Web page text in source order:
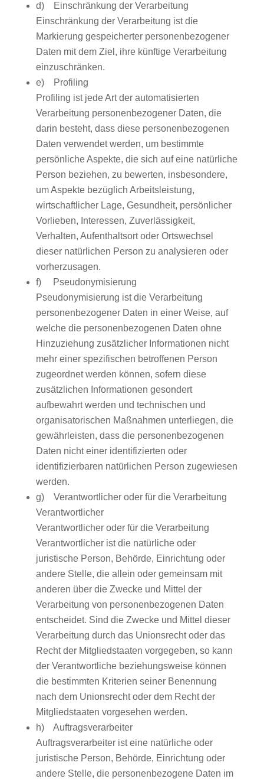
d) Einschränkung der Verarbeitung
Einschränkung der Verarbeitung ist die
Markierung gespeicherter personenbezogener
Daten mit dem Ziel, ihre künftige Verarbeitung
einzuschränken.
e) Profiling
Profiling ist jede Art der automatisierten
Verarbeitung personenbezogener Daten, die
darin besteht, dass diese personenbezogenen
Daten verwendet werden, um bestimmte
persönliche Aspekte, die sich auf eine natürliche
Person beziehen, zu bewerten, insbesondere,
um Aspekte bezüglich Arbeitsleistung,
wirtschaftlicher Lage, Gesundheit, persönlicher
Vorlieben, Interessen, Zuverlässigkeit,
Verhalten, Aufenthaltsort oder Ortswechsel
dieser natürlichen Person zu analysieren oder
vorherzusagen.
f) Pseudonymisierung
Pseudonymisierung ist die Verarbeitung
personenbezogener Daten in einer Weise, auf
welche die personenbezogenen Daten ohne
Hinzuziehung zusätzlicher Informationen nicht
mehr einer spezifischen betroffenen Person
zugeordnet werden können, sofern diese
zusätzlichen Informationen gesondert
aufbewahrt werden und technischen und
organisatorischen Maßnahmen unterliegen, die
gewährleisten, dass die personenbezogenen
Daten nicht einer identifizierten oder
identifizierbaren natürlichen Person zugewiesen
werden.
g) Verantwortlicher oder für die Verarbeitung
Verantwortlicher
Verantwortlicher oder für die Verarbeitung
Verantwortlicher ist die natürliche oder
juristische Person, Behörde, Einrichtung oder
andere Stelle, die allein oder gemeinsam mit
anderen über die Zwecke und Mittel der
Verarbeitung von personenbezogenen Daten
entscheidet. Sind die Zwecke und Mittel dieser
Verarbeitung durch das Unionsrecht oder das
Recht der Mitgliedstaaten vorgegeben, so kann
der Verantwortliche beziehungsweise können
die bestimmten Kriterien seiner Benennung
nach dem Unionsrecht oder dem Recht der
Mitgliedstaaten vorgesehen werden.
h) Auftragsverarbeiter
Auftragsverarbeiter ist eine natürliche oder
juristische Person, Behörde, Einrichtung oder
andere Stelle, die personenbezogene Daten im